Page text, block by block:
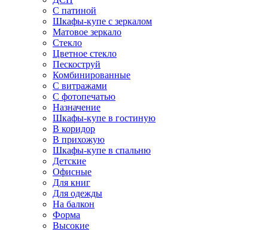
С патиной
Шкафы-купе с зеркалом
Матовое зеркало
Стекло
Цветное стекло
Пескоструй
Комбинированные
С витражами
С фотопечатью
Назначение
Шкафы-купе в гостиную
В коридор
В прихожую
Шкафы-купе в спальню
Детские
Офисные
Для книг
Для одежды
На балкон
Форма
Высокие